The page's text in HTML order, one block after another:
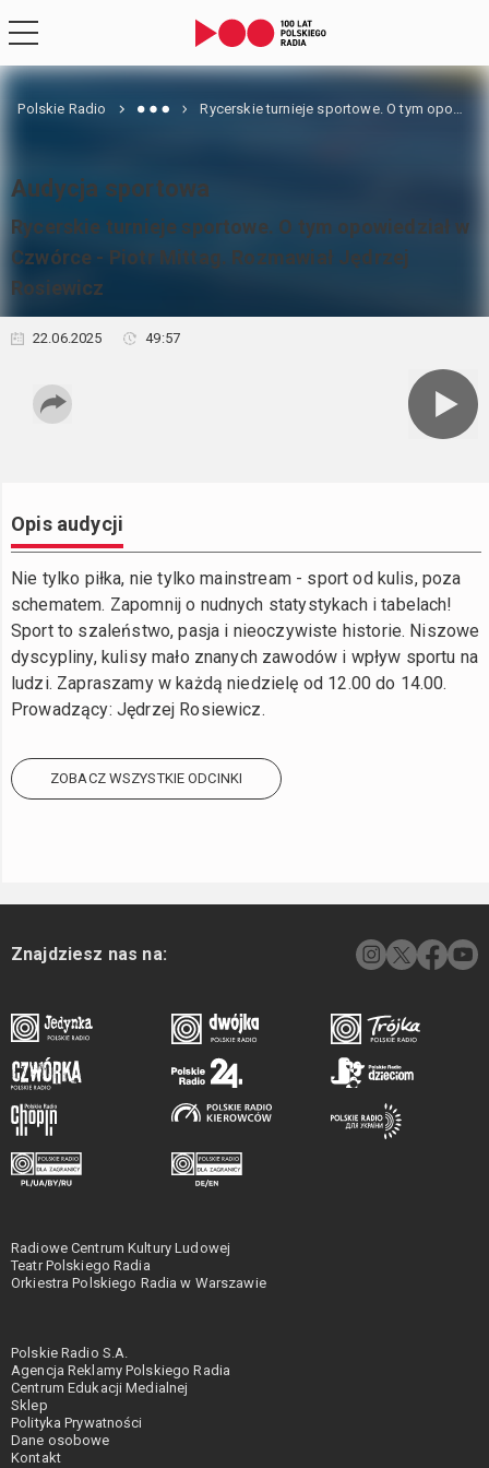
Polskie Radio Rycerskie turnieje sportowe. O tym opowiedział w Czwórce - Piotr Mittag. Rozmawiał Jędrzej Rosiewicz
Audycja sportowa
Rycerskie turnieje sportowe. O tym opowiedział w
Czwórce - Piotr Mittag. Rozmawiał Jędrzej
Rosiewicz
22.06.2025 49:57
Opis audycji
Nie tylko piłka, nie tylko mainstream - sport od kulis, poza
schematem. Zapomnij o nudnych statystykach i tabelach!
Sport to szaleństwo, pasja i nieoczywiste historie. Niszowe
dyscypliny, kulisy mało znanych zawodów i wpływ sportu na
ludzi. Zapraszamy w każdą niedzielę od 12.00 do 14.00.
Prowadzący: Jędrzej Rosiewicz.
ZOBACZ WSZYSTKIE ODCINKI
Znajdziesz nas na:
Radiowe Centrum Kultury Ludowej
Teatr Polskiego Radia
Orkiestra Polskiego Radia w Warszawie
Polskie Radio S.A.
Agencja Reklamy Polskiego Radia
Centrum Edukacji Medialnej
Sklep
Polityka Prywatności
Dane osobowe
Kontakt